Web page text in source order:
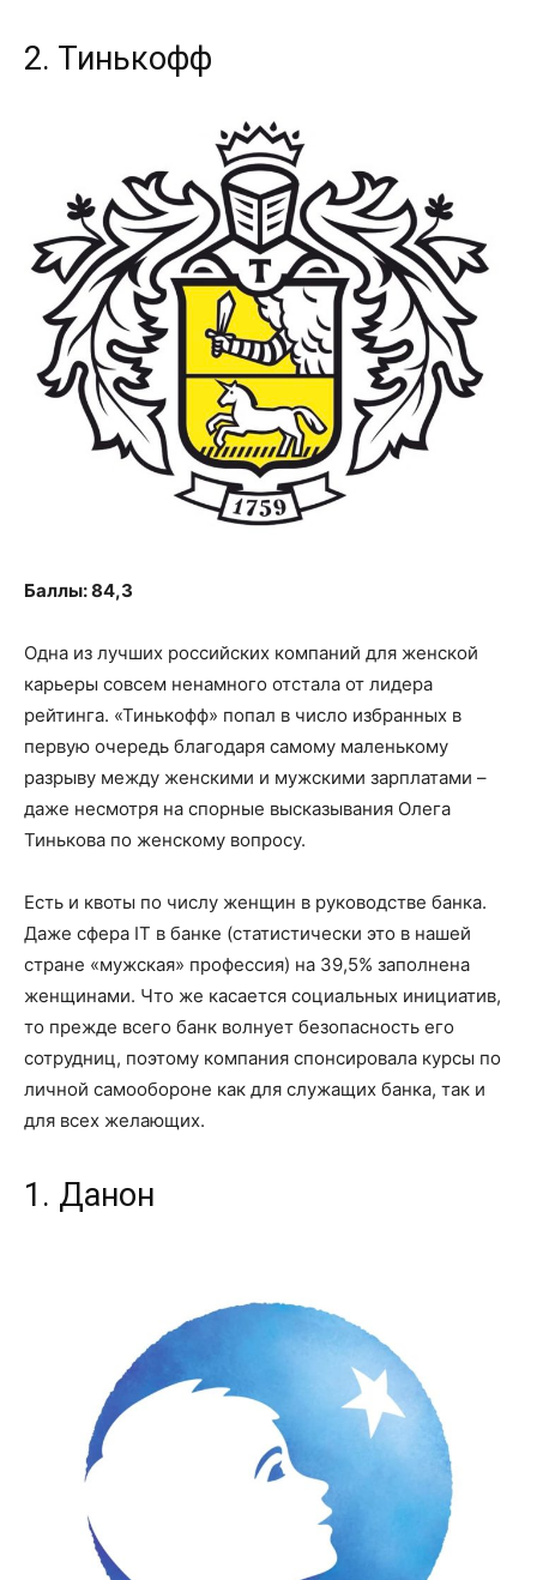
2. Тинькофф
Баллы: 84,3
Одна из лучших российских компаний для женской
карьеры совсем ненамного отстала от лидера
рейтинга. «Тинькофф» попал в число избранных в
первую очередь благодаря самому маленькому
разрыву между женскими и мужскими зарплатами –
даже несмотря на спорные высказывания Олега
Тинькова по женскому вопросу.
Есть и квоты по числу женщин в руководстве банка.
Даже сфера IT в банке (статистически это в нашей
стране «мужская» профессия) на 39,5% заполнена
женщинами. Что же касается социальных инициатив,
то прежде всего банк волнует безопасность его
сотрудниц, поэтому компания спонсировала курсы по
личной самообороне как для служащих банка, так и
для всех желающих.
1. Данон